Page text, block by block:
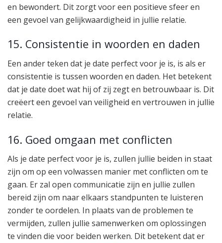
en bewondert. Dit zorgt voor een positieve sfeer en
een gevoel van gelijkwaardigheid in jullie relatie.
15. Consistentie in woorden en daden
Een ander teken dat je date perfect voor je is, is als er
consistentie is tussen woorden en daden. Het betekent
dat je date doet wat hij of zij zegt en betrouwbaar is. Dit
creëert een gevoel van veiligheid en vertrouwen in jullie
relatie.
16. Goed omgaan met conflicten
Als je date perfect voor je is, zullen jullie beiden in staat
zijn om op een volwassen manier met conflicten om te
gaan. Er zal open communicatie zijn en jullie zullen
bereid zijn om naar elkaars standpunten te luisteren
zonder te oordelen. In plaats van de problemen te
vermijden, zullen jullie samenwerken om oplossingen
te vinden die voor beiden werken. Dit betekent dat er